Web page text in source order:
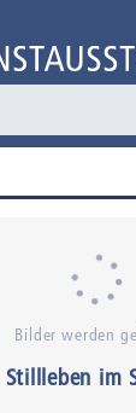
Bilder werden
Stillleben im